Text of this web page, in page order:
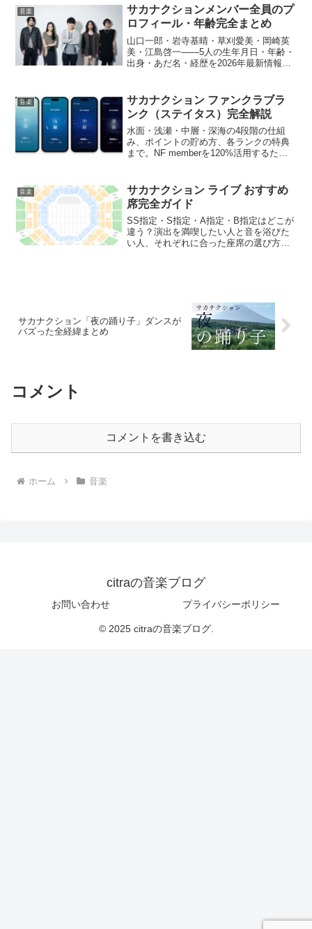
のヒット曲の誕生、そして最新の活動ま
で、米津玄師の経歴を年代順にわかりや
すく解説します。
音楽
サカナクションメンバー全員のプ
ロフィール・年齢完全まとめ
山口一郎・岩寺基晴・草刈愛美・岡崎英
美・江島啓一——5人の生年月日・年齢・
出身・あだ名・経歴を2026年最新情報で
音楽
サカナクション ファンクラブラ
ンク（ステイタス）完全解説
水面・浅瀬・中層・深海の4段階の仕組
み、ポイントの貯め方、各ランクの特典
まで。NF memberを120%活用するため
音楽
サカナクション ライブ おすすめ
席完全ガイド
SS指定・S指定・A指定・B指定はどこが
違う？演出を満喫したい人と音を浴びた
い人、それぞれに合った座席の選び方を
サカナクション「夜の踊り子」ダンスが
バズった全経緯まとめ
コメント
コメントを書き込む
ホーム 音楽
citraの音楽ブログ
お問い合わせ プライバシーポリシー
© 2025 citraの音楽ブログ.